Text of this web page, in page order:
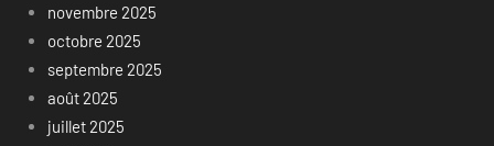
novembre 2025
octobre 2025
septembre 2025
août 2025
juillet 2025